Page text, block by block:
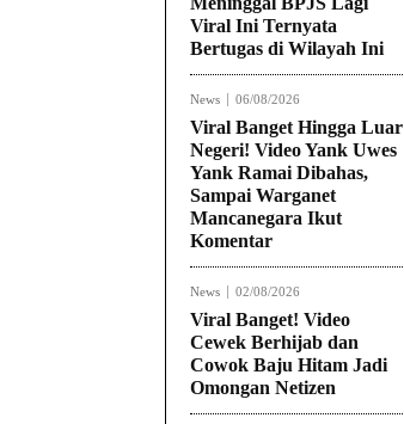
Viral Ini Ternyata
Bertugas di Wilayah Ini
News 06/08/2026
Viral Banget Hingga Luar
Negeri! Video Yank Uwes
Yank Ramai Dibahas,
Sampai Warganet
Mancanegara Ikut
Komentar
News 02/08/2026
Viral Banget! Video
Cewek Berhijab dan
Cowok Baju Hitam Jadi
Omongan Netizen